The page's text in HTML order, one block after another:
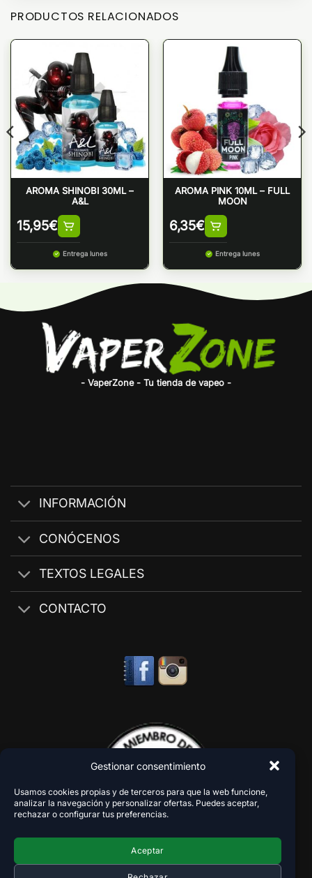
Gestionar consentimiento
Usamos cookies propias y de terceros para que la web funcione,
analizar la navegación y personalizar ofertas. Puedes aceptar,
rechazar o configurar tus preferencias.
Aceptar
PRODUCTOS RELACIONADOS
AROMA SHINOBI 30ML –
A&L
15,95€
Entrega lunes
AROMA PINK 10ML – FULL
MOON
6,35€
Entrega lunes
- VaperZone - Tu tienda de vapeo -
INFORMACIÓN
CONÓCENOS
TEXTOS LEGALES
CONTACTO